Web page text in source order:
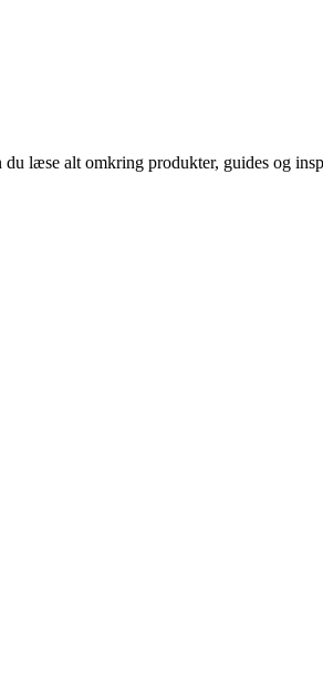
læse alt omkring produkter, guides og